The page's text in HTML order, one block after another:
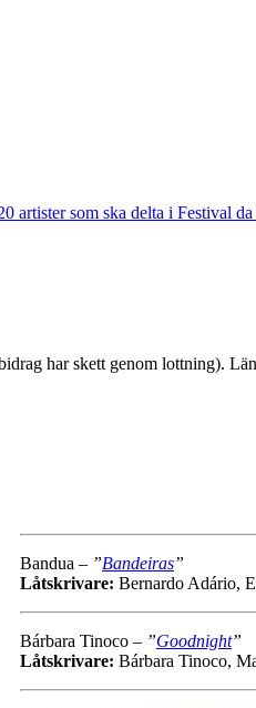
artister som ska delta i Festival
har skett genom lottning).
Bandua – ”Bandeiras”
Låtskrivare: Bernardo Adário,
Bárbara Tinoco – ”Goodnight”
Låtskrivare: Bárbara Tinoco,